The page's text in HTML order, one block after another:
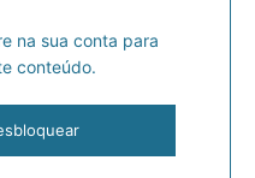
na sua conta para
conteúdo.